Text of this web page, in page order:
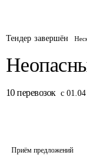
Тендер завершён
10 перевозок с
Приём предложений